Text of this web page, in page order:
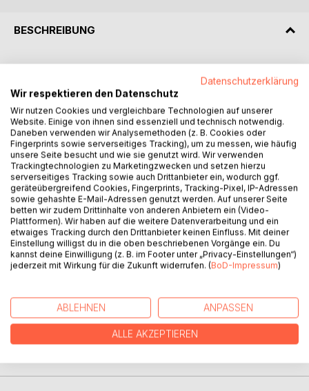
BESCHREIBUNG
Das gelang ihm nicht, da die Preise für Lebensmittel,
Mietpreise, Preise für Freizeitaktivitäten zu hoch waren.
So hat Guns N´ Roses Fan und Bankkaufmann Bernd
Schubert auch heute noch eine Betreuung für seine
Finanzen.
Schubert war früher auch Taxifahrer mit einem eigenen
Unternehmen, aber das musste er wegen Auftragseinbruch
bei der AOK Memmingen schließen.
PRESSESTIMMEN
Datenschutzerklärung
Wir respektieren den Datenschutz
Wir nutzen Cookies und vergleichbare Technologien auf unserer
Website. Einige von ihnen sind essenziell und technisch notwendig.
Daneben verwenden wir Analysemethoden (z. B. Cookies oder
Fingerprints sowie serverseitiges Tracking), um zu messen, wie häufig
unsere Seite besucht und wie sie genutzt wird. Wir verwenden
Trackingtechnologien zu Marketingzwecken und setzen hierzu
serverseitiges Tracking sowie auch Drittanbieter ein, wodurch ggf.
geräteübergreifend Cookies, Fingerprints, Tracking-Pixel, IP-Adressen
sowie gehashte E-Mail-Adressen genutzt werden. Auf unserer Seite
betten wir zudem Drittinhalte von anderen Anbietern ein (Video-
Plattformen). Wir haben auf die weitere Datenverarbeitung und ein
etwaiges Tracking durch den Drittanbieter keinen Einfluss. Mit deiner
Einstellung willigst du in die oben beschriebenen Vorgänge ein. Du
kannst deine Einwilligung (z. B. im Footer unter „Privacy-Einstellungen“)
jederzeit mit Wirkung für die Zukunft widerrufen. (BoD-Impressum)
ABLEHNEN ANPASSEN
ALLE AKZEPTIEREN